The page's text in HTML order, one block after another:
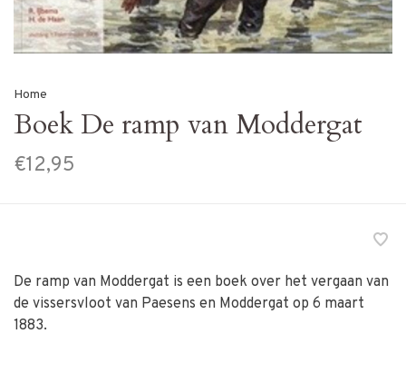
Home
Boek De ramp van Moddergat
€12,95
De ramp van Moddergat is een boek over het vergaan van
de vissersvloot van Paesens en Moddergat op 6 maart
1883.